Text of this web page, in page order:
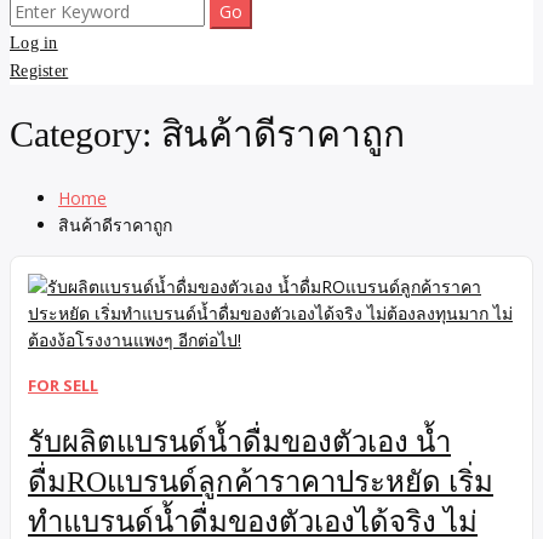
Search
for:
Log in
Register
Category: สินค้าดีราคาถูก
Home
สินค้าดีราคาถูก
FOR SELL
รับผลิตแบรนด์น้ำดื่มของตัวเอง น้ำ
ดื่มROแบรนด์ลูกค้าราคาประหยัด เริ่ม
ทำแบรนด์น้ำดื่มของตัวเองได้จริง ไม่